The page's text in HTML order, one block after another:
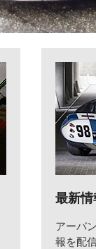
最新情
アーバ
報を配